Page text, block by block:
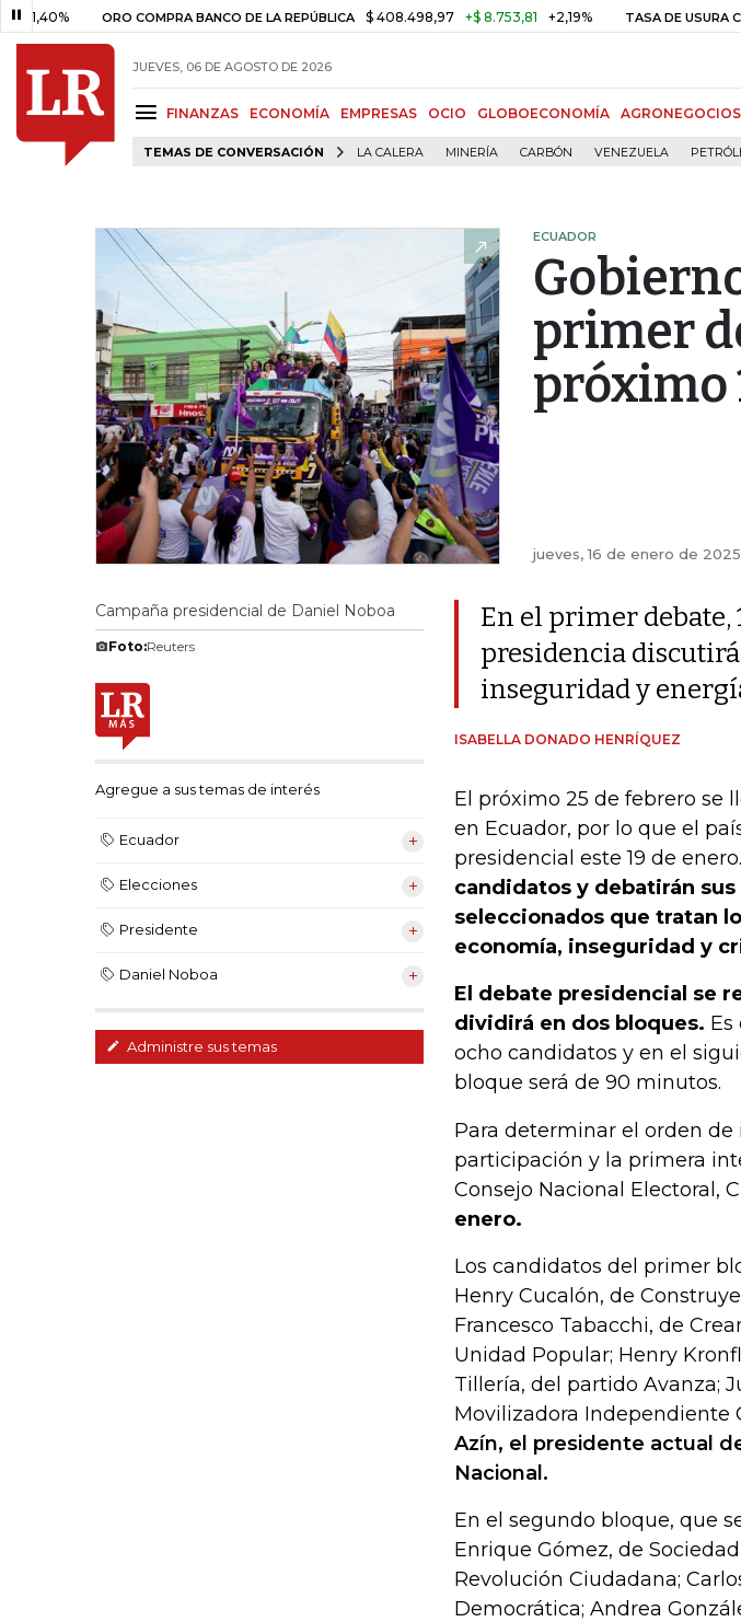
ORO COMPRA BANCO DE LA REPÚBLICA $ 408.498,97 +$ 8.753,81 +2,19% TASA DE USURA CRÉDITO
JUEVES, 06 DE AGOSTO DE 2026
FINANZAS ECONOMÍA EMPRESAS OCIO GLOBOECONOMÍA AGRONEGOCIOS
TEMAS DE CONVERSACIÓN LA CALERA MINERÍA CARBÓN VENEZUELA
ECUADOR
primer
próximo
jueves, 16 de enero de 2025
Campaña presidencial de Daniel Noboa
Foto:Reuters
Agregue a sus temas de interés
Ecuador
Elecciones
Presidente
Daniel Noboa
Administre sus temas
En el primer debate,
presidencia
inseguridad y
ISABELLA DONADO HENRÍQUEZ
El próximo 25 de febrero se
en Ecuador, por lo que el
presidencial este 19 de enero.
candidatos y debatirán
seleccionados que tratan
economía, inseguridad y
El debate presidencial se
dividirá en dos bloques.
ocho candidatos y en el
bloque será de 90 minutos.
Para determinar el orden
participación y la primera
Consejo Nacional Electoral,
enero.
Los candidatos del primer
Henry Cucalón, de
Francesco Tabacchi, de
Unidad Popular; Henry
Tillería, del partido Avanza;
Movilizadora Independiente
Azín, el presidente actual
Nacional.
En el segundo bloque, que
Enrique Gómez, de
Revolución Ciudadana;
Democrática; Andrea